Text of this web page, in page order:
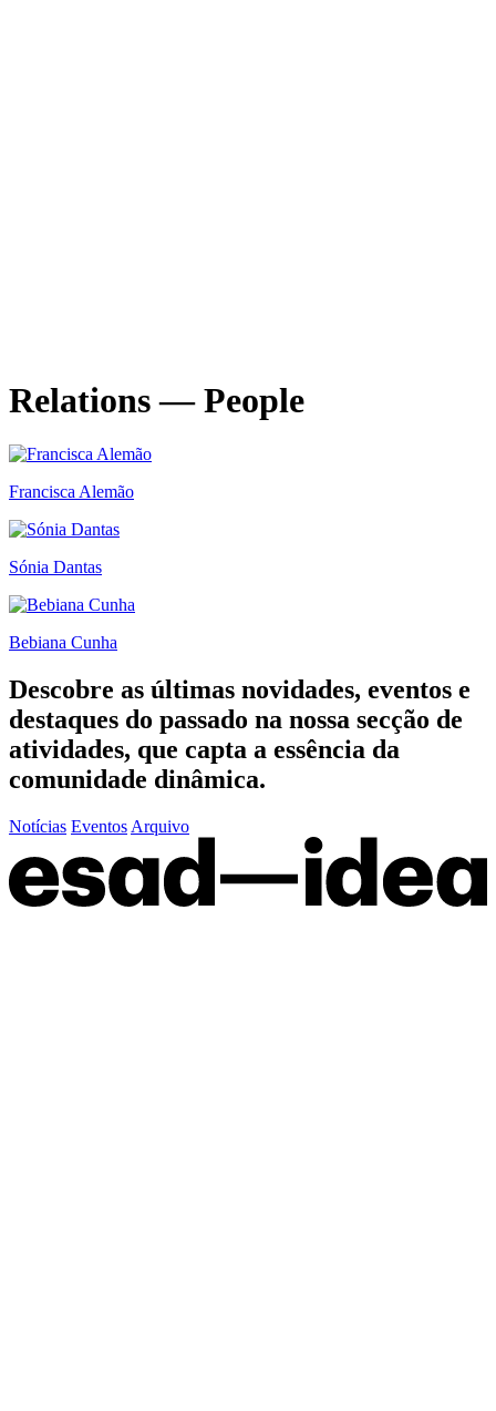
Relations — People
Francisca Alemão
Sónia Dantas
Bebiana Cunha
Descobre as últimas novidades, eventos e
destaques do passado na nossa secção de
atividades, que capta a essência da
comunidade dinâmica.
Notícias Eventos Arquivo